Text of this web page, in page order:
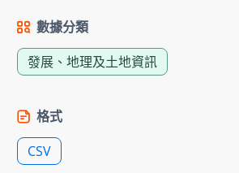
數據分類
發展、地理及土地資訊
格式
CSV